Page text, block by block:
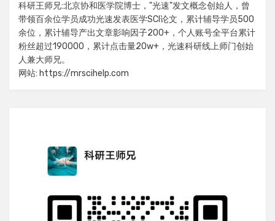
科研王师兄:北京协和医学院博士，"光速"发文概念创始人，曾
带领百余位学员成功光速发表医学SCI论文，累计辅导学员500
余位，累计辅导产出文章影响因子200+，个人账号全平台累计
粉丝超过190000，累计点击量20w+，光速科研线上师门创始
人兼大师兄。
网站: https://mrscihelp.com